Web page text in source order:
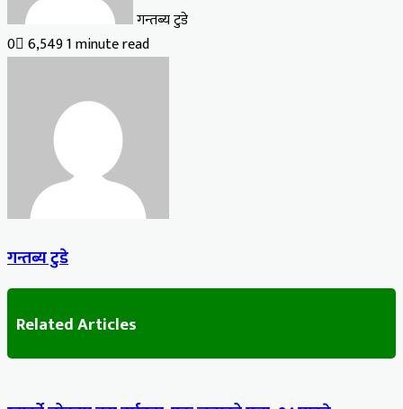
गन्तब्य टुडे
0 6,5491 minute read
गन्तब्य टुडे
Related Articles